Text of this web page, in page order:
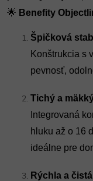
🌟 Benefity
Špičková
Konštrukcia s
pevnosť,
Tichý a
Integrovaná
hluku až o 16
ideálne pre
Rýchla a